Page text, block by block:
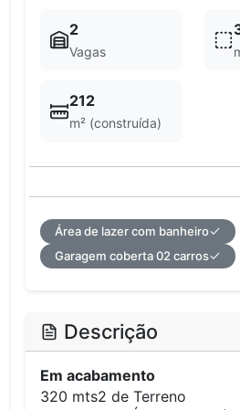
2
Vagas
212
m² (construída)
Área de lazer com banheiro
Garagem coberta 02 carros
Descrição
Em acabamento
320 mts2 de Terreno